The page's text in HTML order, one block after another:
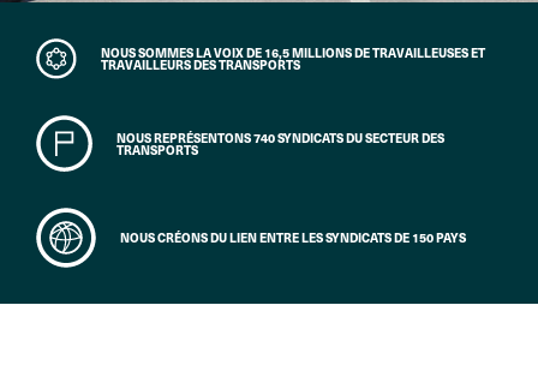
NOUS SOMMES LA VOIX DE 16,5 MILLIONS DE TRAVAILLEUSES ET
TRAVAILLEURS DES TRANSPORTS
NOUS REPRÉSENTONS 740 SYNDICATS DU SECTEUR DES
TRANSPORTS
NOUS CRÉONS DU LIEN ENTRE LES SYNDICATS DE 150 PAYS